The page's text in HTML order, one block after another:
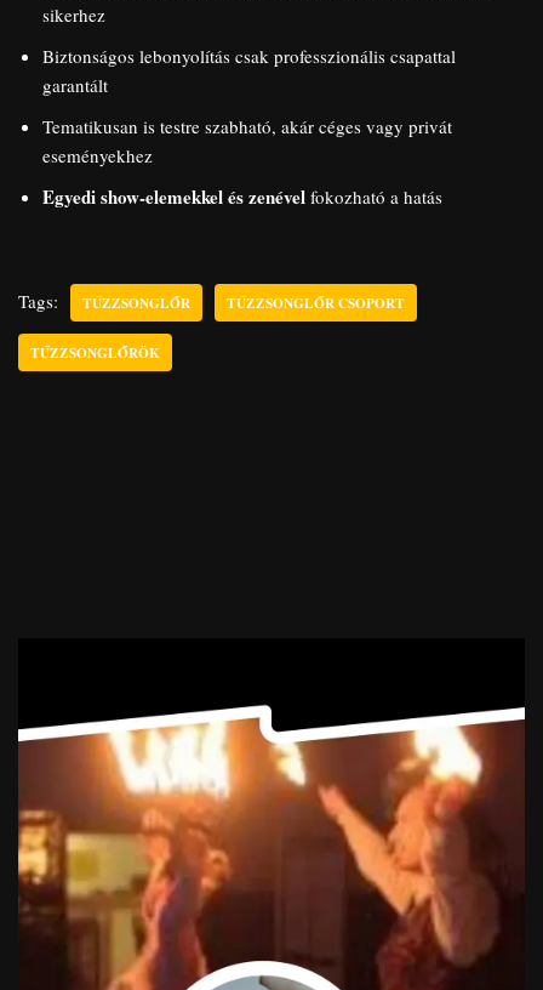
sikerhez
Biztonságos lebonyolítás csak professzionális csapattal
garantált
Tematikusan is testre szabható, akár céges vagy privát
eseményekhez
Egyedi show-elemekkel és zenével fokozható a hatás
Tags: TŰZZSONGLŐR TŰZZSONGLŐR CSOPORT
TŰZZSONGLŐRÖK